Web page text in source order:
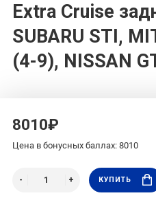
Extra Cruise
SUBARU STI,
(4-9), NISSAN
8010₽
Цена в бонусных баллах: 8010
КУПИТЬ